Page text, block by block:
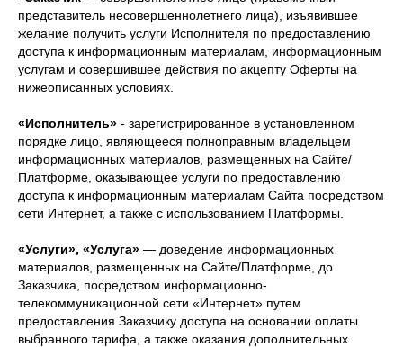
представитель несовершеннолетнего лица), изъявившее
желание получить услуги Исполнителя по предоставлению
доступа к информационным материалам, информационным
услугам и совершившее действия по акцепту Оферты на
нижеописанных условиях.
«Исполнитель» - зарегистрированное в установленном
порядке лицо, являющееся полноправным владельцем
информационных материалов, размещенных на Сайте/
Платформе, оказывающее услуги по предоставлению
доступа к информационным материалам Сайта посредством
сети Интернет, а также с использованием Платформы.
«Услуги», «Услуга» — доведение информационных
материалов, размещенных на Сайте/Платформе, до
Заказчика, посредством информационно-
телекоммуникационной сети «Интернет» путем
предоставления Заказчику доступа на основании оплаты
выбранного тарифа, а также оказания дополнительных